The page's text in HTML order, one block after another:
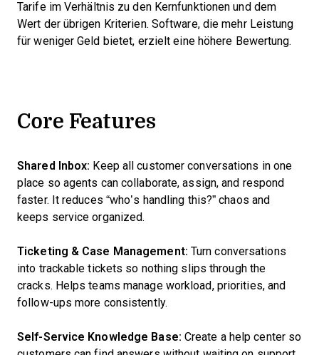
Tarife im Verhältnis zu den Kernfunktionen und dem
Wert der übrigen Kriterien. Software, die mehr Leistung
für weniger Geld bietet, erzielt eine höhere Bewertung.
Core Features
Shared Inbox: Keep all customer conversations in one
place so agents can collaborate, assign, and respond
faster. It reduces “who’s handling this?” chaos and
keeps service organized.
Ticketing & Case Management: Turn conversations
into trackable tickets so nothing slips through the
cracks. Helps teams manage workload, priorities, and
follow-ups more consistently.
Self-Service Knowledge Base: Create a help center so